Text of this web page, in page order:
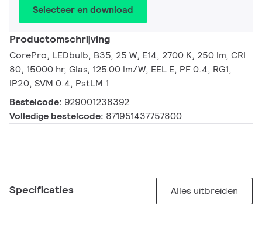
Selecteer en download
Productomschrijving
CorePro, LEDbulb, B35, 25 W, E14, 2700 K, 250 lm, CRI
80, 15000 hr, Glas, 125.00 lm/W, EEL E, PF 0.4, RG1,
IP20, SVM 0.4, PstLM 1
Bestelcode: 929001238392
Volledige bestelcode: 871951437757800
Specificaties Alles uitbreiden